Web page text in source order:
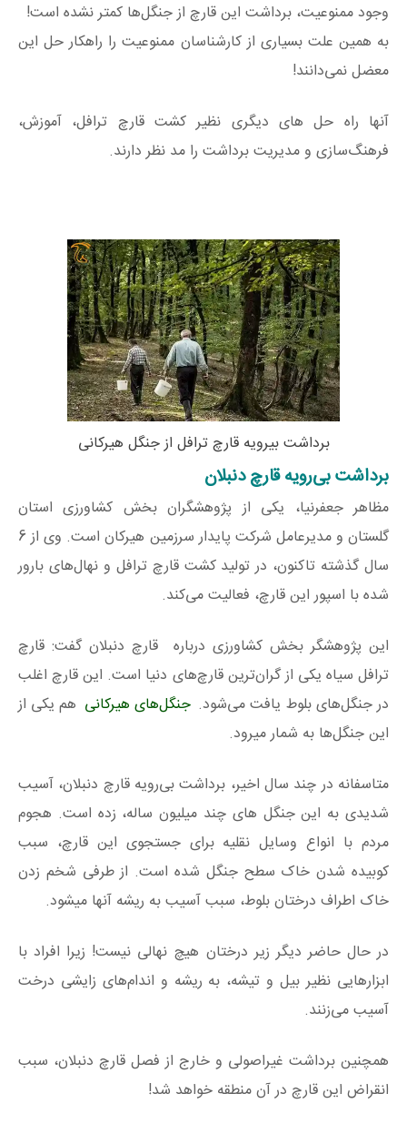
وجود ممنوعیت، برداشت این قارچ از جنگل‌ها کمتر نشده است!
به همین علت بسیاری از کارشناسان ممنوعیت را راهکار حل این
معضل نمی‌دانند!
آنها راه حل های دیگری نظیر کشت قارچ ترافل، آموزش،
فرهنگ‌سازی و مدیریت برداشت را مد نظر دارند.
برداشت بیرویه قارچ ترافل از جنگل هیرکانی
برداشت بی‌رویه قارچ دنبلان
مظاهر جعفرنیا، یکی از پژوهشگران بخش کشاورزی استان
گلستان و مدیرعامل شرکت پایدار سرزمین هیرکان است. وی از 6
سال گذشته تاکنون، در تولید کشت قارچ ترافل و نهال‌های بارور
شده با اسپور این قارچ، فعالیت می‌کند.
این پژوهشگر بخش کشاورزی درباره قارچ دنبلان گفت: قارچ
ترافل سیاه یکی از گران‌ترین قارچ‌های دنیا است. این قارچ اغلب
در جنگل‌های بلوط یافت می‌شود. جنگل‌های هیرکانی هم یکی از
این جنگل‌ها به شمار می‍رود.
متاسفانه در چند سال اخیر، برداشت بی‌رویه قارچ دنبلان، آسیب
شدیدی به این جنگل های چند میلیون ساله، زده است. هجوم
مردم با انواع وسایل نقلیه برای جستجوی این قارچ، سبب
کوبیده شدن خاک سطح جنگل شده است. از طرفی شخم زدن
خاک اطراف درختان بلوط، سبب آسیب به ریشه آنها میشود.
در حال حاضر دیگر زیر درختان هیچ نهالی نیست! زیرا افراد با
ابزارهایی نظیر بیل و تیشه، به ریشه و اندام‌های زایشی درخت
آسیب می‌زنند.
همچنین برداشت غیراصولی و خارج از فصل قارچ دنبلان، سبب
انقراض این قارچ در آن منطقه خواهد شد!